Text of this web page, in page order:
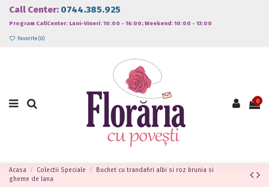
Call Center: 0744.385.925
Program CallCenter: Luni-Vineri: 10:00 - 16:00; Weekend: 10:00 - 13:00
Favorite (0)
0
Acasa Colectii Speciale
Buchet cu trandafiri albi si roz brunia si
gheme de lana